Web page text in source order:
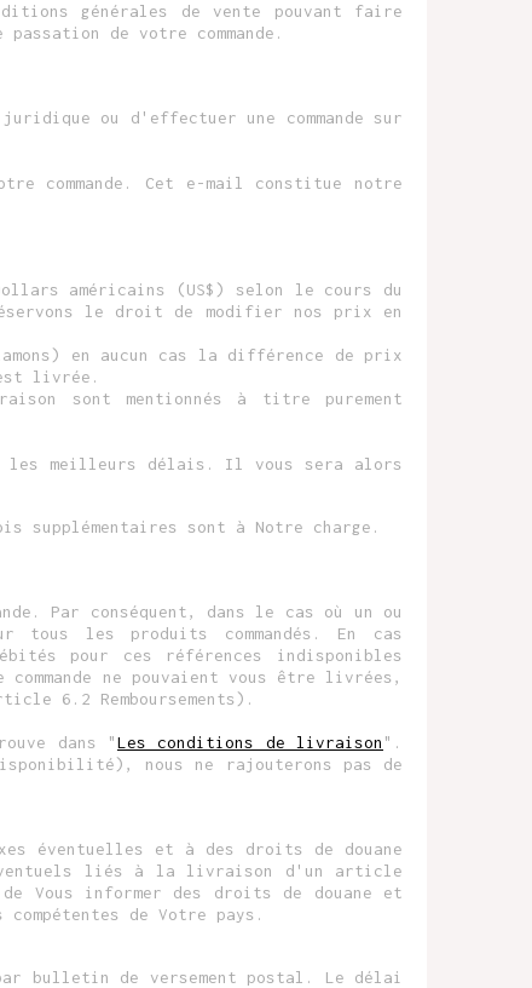
générales de vente pouvant faire
de votre commande.
ou d'effectuer une commande sur
commande. Cet e-mail constitue notre
américains (US$) selon le cours du
le droit de modifier nos prix en
en aucun cas la différence de prix
livrée.
sont mentionnés à titre purement
les meilleurs délais. Il vous sera alors
supplémentaires sont à Notre charge.
Par conséquent, dans le cas où un ou
les produits commandés. En cas
pour ces références indisponibles
ne pouvaient vous être livrées,
6.2 Remboursements).
dans "Les conditions de livraison ".
nous ne rajouterons pas de
éventuelles et à des droits de douane
liés à la livraison d'un article
Vous informer des droits de douane et
de Votre pays.
bulletin de versement postal. Le délai